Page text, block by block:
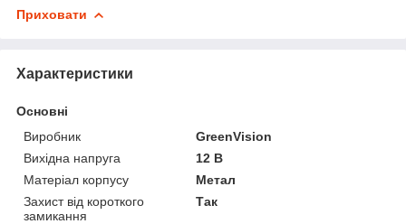
Приховати
Характеристики
Основні
Виробник
GreenVision
Вихідна напруга
12 В
Матеріал корпусу
Метал
Захист від короткого
замикання
Так